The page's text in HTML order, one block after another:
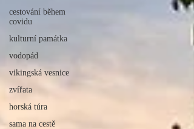
cestování během
covidu
kulturní památka
vodopád
vikingská vesnice
zvířata
horská túra
sama na cestě